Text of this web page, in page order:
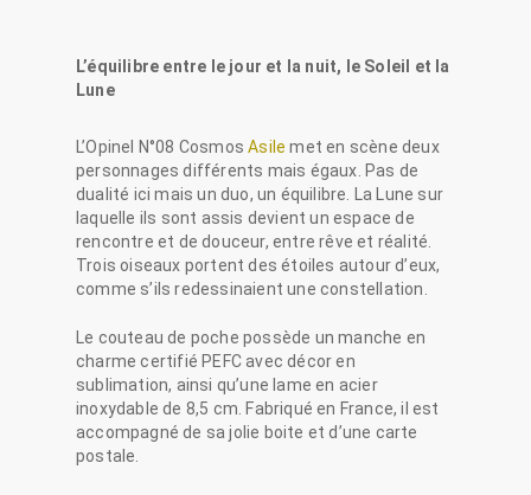
L’équilibre entre le jour et la nuit, le Soleil et la
Lune
L’Opinel N°08 CosmosAsile met en scène deux
personnages différents mais égaux. Pas de
dualité ici mais un duo, un équilibre. La Lune sur
laquelle ils sont assis devient un espace de
rencontre et de douceur, entre rêve et réalité.
Trois oiseaux portent des étoiles autour d’eux,
comme s’ils redessinaient une constellation.
Le couteau de poche possède un manche en
charme certifié PEFC avec décor en
sublimation, ainsi qu’une lame en acier
inoxydable de 8,5 cm. Fabriqué en France, il est
accompagné de sa jolie boite et d’une carte
postale.